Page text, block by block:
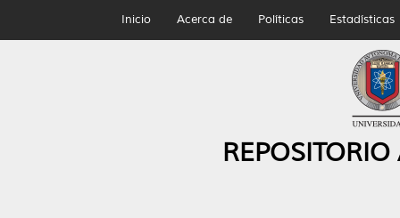
Inicio Acerca de Políticas Estadísticas